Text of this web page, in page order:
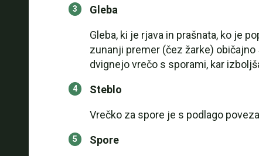
Gleba
Gleba, ki je rjava in prašnata, ko je
zunanji premer (čez žarke)
dvignejo vrečo s sporami, kar
Steblo
Vrečko za spore je s podlago
Spore